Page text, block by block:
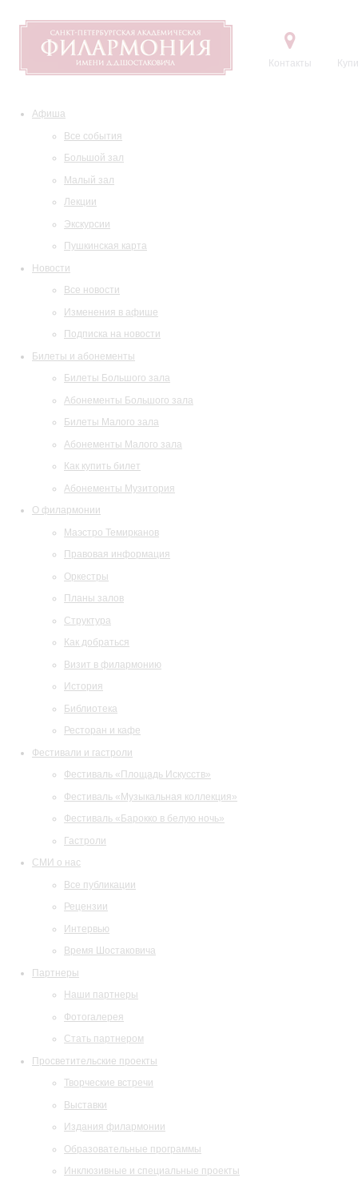
Контакты
Афиша
Все события
Большой зал
Малый зал
Лекции
Экскурсии
Пушкинская карта
Новости
Все новости
Изменения в афише
Подписка на новости
Билеты и абонементы
Билеты Большого зала
Абонементы Большого зала
Билеты Малого зала
Абонементы Малого зала
Как купить билет
Абонементы Музитория
О филармонии
Маэстро Темирканов
Правовая информация
Оркестры
Планы залов
Структура
Как добраться
Визит в филармонию
История
Библиотека
Ресторан и кафе
Фестивали и гастроли
Фестиваль «Площадь Искусств»
Фестиваль «Музыкальная коллекция»
Фестиваль «Барокко в белую ночь»
Гастроли
СМИ о нас
Все публикации
Рецензии
Интервью
Время Шостаковича
Партнеры
Наши партнеры
Фотогалерея
Стать партнером
Просветительские проекты
Творческие встречи
Выставки
Издания филармонии
Образовательные программы
Инклюзивные и специальные проекты